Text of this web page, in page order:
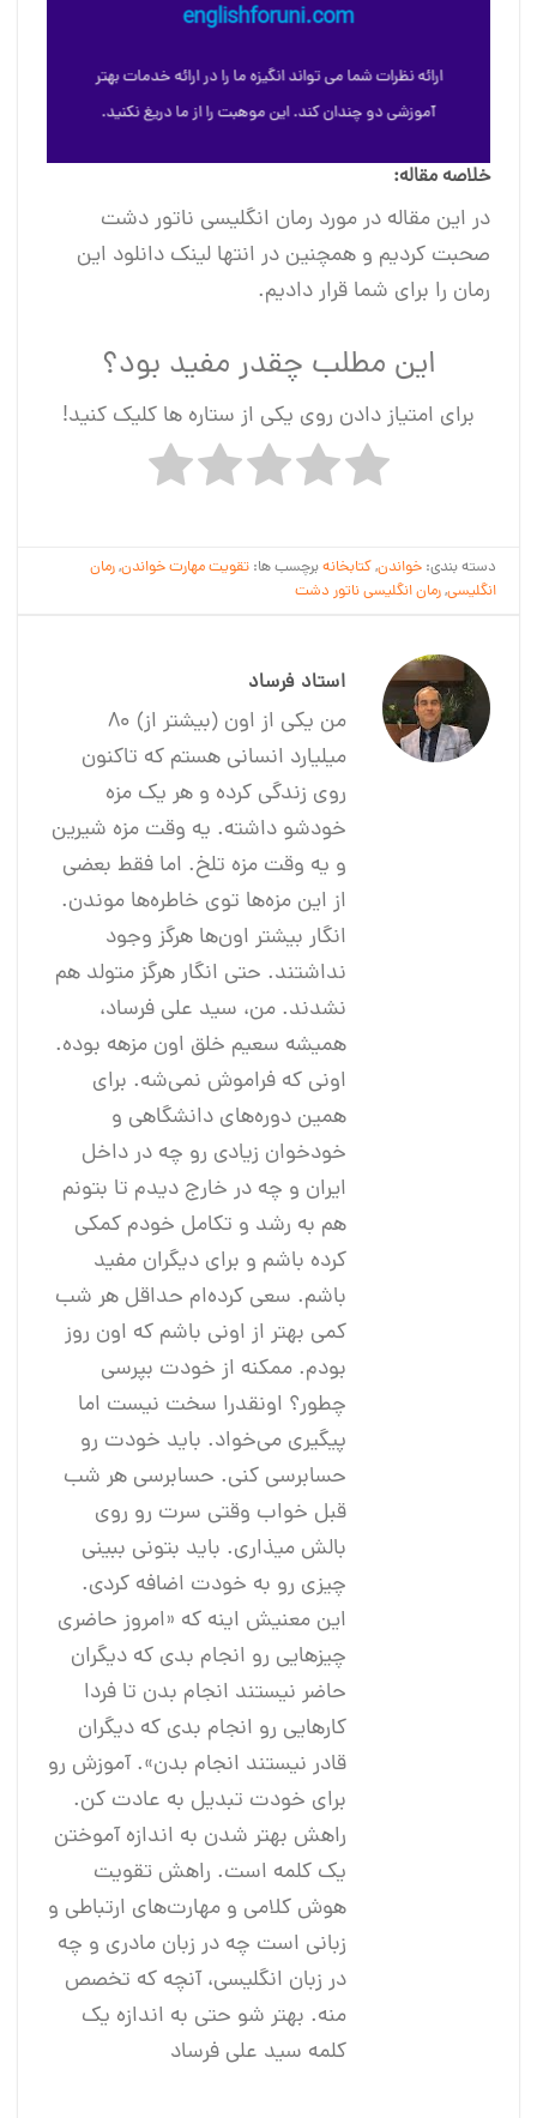
englishforuni.com
ارائه نظرات شما می تواند انگیزه ما را در ارائه خدمات بهتر
آموزشی دو چندان کند. این موهبت را از ما دریغ نکنید.
خلاصه مقاله:
در این مقاله در مورد رمان انگلیسی ناتور دشت
صحبت کردیم و همچنین در انتها لینک دانلود این
رمان را برای شما قرار دادیم.
این مطلب چقدر مفید بود؟
برای امتیاز دادن روی یکی از ستاره ها کلیک کنید!
دسته بندی:خواندن,کتابخانهبرچسب ها:تقویت مهارت خواندن,رمان
انگلیسی,رمان انگلیسی ناتور دشت
استاد فرساد
من یکی از اون (بیشتر از) 80
میلیارد انسانی هستم که تاکنون
روی زندگی کرده و هر یک مزه
خودشو داشته. یه وقت مزه شیرین
و یه وقت مزه تلخ. اما فقط بعضی
از این مزه‌ها توی خاطره‌ها موندن.
انگار بیشتر اون‌ها هرگز وجود
نداشتند. حتی انگار هرگز متولد هم
نشدند. من، سید علی فرساد،
همیشه سعیم خلق اون مزهه بوده.
اونی که فراموش نمی‌شه. برای
همین دوره‌های دانشگاهی و
خود‌خوان زیادی رو چه در داخل
ایران و چه در خارج دیدم تا بتونم
هم به رشد و تکامل خودم کمکی
کرده باشم و برای دیگران مفید
باشم. سعی کرده‌ام حداقل هر شب
کمی بهتر از اونی باشم که اون روز
بودم. ممکنه از خودت بپرسی
چطور؟ اونقدرا سخت نیست اما
پیگیری می‌خواد. باید خودت رو
حسابرسی کنی. حسابرسی هر شب
قبل خواب وقتی سرت رو روی
بالش میذاری. باید بتونی ببینی
چیزی رو به خودت اضافه کردی.
این معنیش اینه که «امروز حاضری
چیزهایی رو انجام بدی که دیگران
حاضر نیستند انجام بدن تا فردا
کارهایی رو انجام بدی که دیگران
قادر نیستند انجام بدن». آموزش رو
برای خودت تبدیل به عادت کن.
راهش بهتر شدن به اندازه آموختن
یک کلمه است. راهش تقویت
هوش کلامی و مهارت‌های ارتباطی و
زبانی است چه در زبان مادری و چه
در زبان انگلیسی، آنچه که تخصص
منه. بهتر شو حتی به اندازه یک
کلمه سید علی فرساد